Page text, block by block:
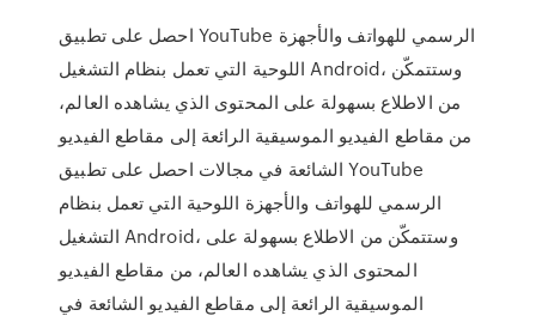
احصل على تطبيق YouTube الرسمي للهواتف والأجهزة
اللوحية التي تعمل بنظام التشغيل Android، وستتمكّن
من الاطلاع بسهولة على المحتوى الذي يشاهده العالم،
من مقاطع الفيديو الموسيقية الرائعة إلى مقاطع الفيديو
الشائعة في مجالات احصل على تطبيق YouTube
الرسمي للهواتف والأجهزة اللوحية التي تعمل بنظام
التشغيل Android، وستتمكّن من الاطلاع بسهولة على
المحتوى الذي يشاهده العالم، من مقاطع الفيديو
الموسيقية الرائعة إلى مقاطع الفيديو الشائعة في